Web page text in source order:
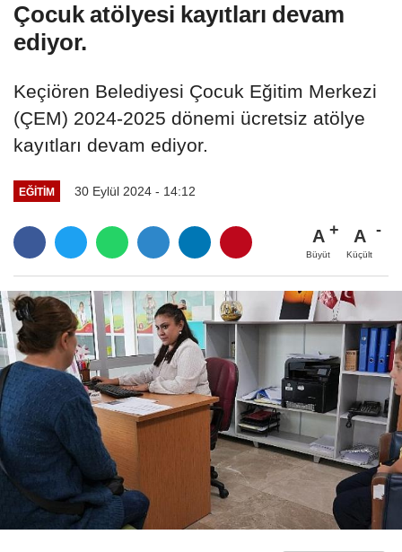
Çocuk atölyesi kayıtları devam
ediyor.
Keçiören Belediyesi Çocuk Eğitim Merkezi
(ÇEM) 2024-2025 dönemi ücretsiz atölye
kayıtları devam ediyor.
EĞITIM 30 Eylül 2024 - 14:12
A
Büyüt
A
Küçült